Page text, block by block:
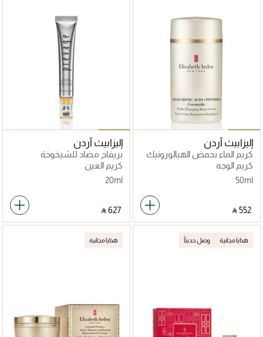
إليزابيث آردن
كريم الماء بحمض الهيالورونيك
+ الببتيدات والسيراميد
كريم الوجه
50ml
‎ ⃁ ⁦552⁩ ‎
إليزابيث آردن
بريفاج مضاد للشيخوخة
كريم العين
20ml
‎ ⃁ ⁦627⁩ ‎
هدايا مجانية وصل حديثاً هدايا مجانية